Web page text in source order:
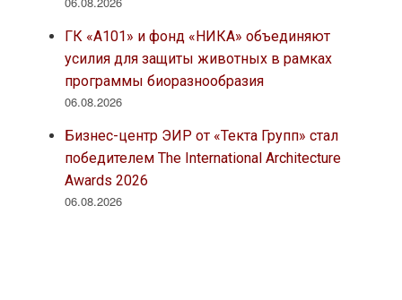
ГК «А101» и фонд «НИКА» объединяют
усилия для защиты животных в рамках
программы биоразнообразия
06.08.2026
Бизнес-центр ЭИР от «Текта Групп» стал
победителем The International Architecture
Awards 2026
06.08.2026